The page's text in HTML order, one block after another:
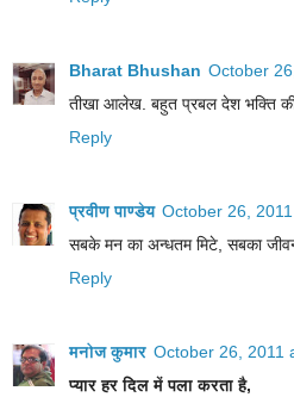
Bharat Bhushan October
तीखा आलेख. बहुत प्रबल देश भक्ति की
Reply
प्रवीण पाण्डेय October 26,
सबके मन का अन्धतम मिटे, सबका
Reply
मनोज कुमार October 26, 2011
प्यार हर दिल में पला करता है,